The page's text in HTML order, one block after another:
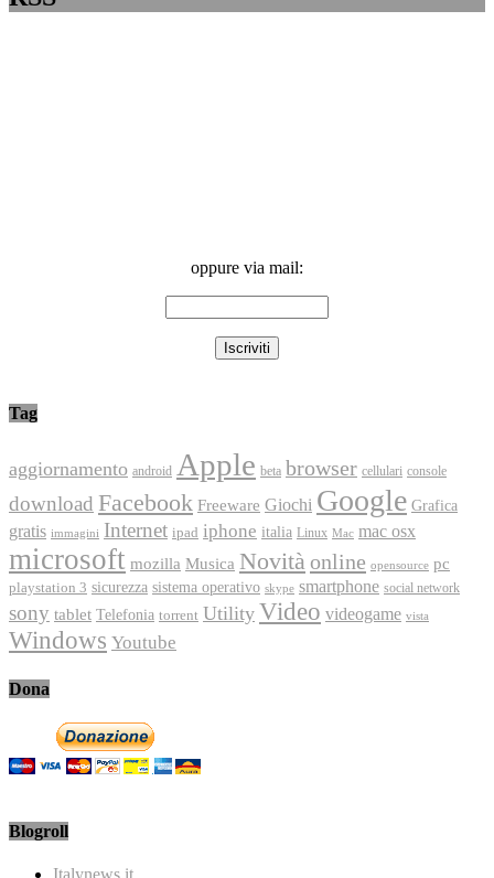
oppure via mail:
Tag
aggiornamento android Apple beta browser cellulari console
download Facebook Freeware Giochi Google Grafica
gratis immagini Internet ipad iphone italia Linux Mac mac osx
microsoft mozilla Musica Novità online opensource pc
playstation 3 sicurezza sistema operativo skype smartphone social network
sony tablet Telefonia torrent Utility Video videogame vista
Windows Youtube
Dona
Blogroll